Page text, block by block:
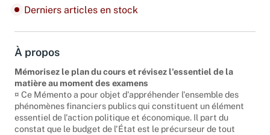
Derniers articles en stock
À propos
Mémorisez le plan du cours et révisez l'essentiel de la
matière au moment des examens
¤ Ce Mémento a pour objet d'appréhender l'ensemble des
phénomènes financiers publics qui constituent un élément
essentiel de l'action politique et économique. Il part du
constat que le budget de l'État est le précurseur de tout